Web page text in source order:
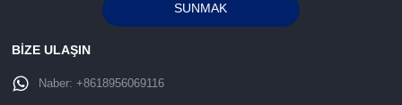
SUNMAK
BİZE ULAŞIN
Naber:+8618956069116